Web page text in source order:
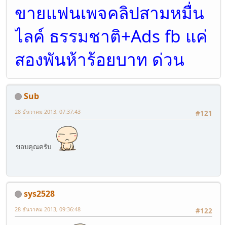
ขายแฟนเพจคลิปสามหมื่น
ไลค์ ธรรมชาติ+Ads fb แค่
สองพันห้าร้อยบาท ด่วน
Sub
#121
28 ธันวาคม 2013, 07:37:43
ขอบคุณครับ
sys2528
#122
28 ธันวาคม 2013, 09:36:48